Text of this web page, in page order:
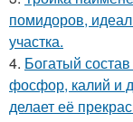
помидоров,
участка.
4. Богатый
фосфор, калий и
делает её